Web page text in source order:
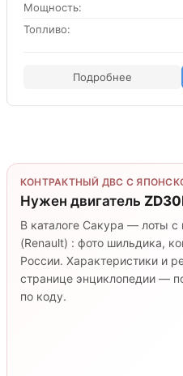
Мощность:
Топливо:
Подробнее
КОНТРАКТНЫЙ ДВС С
Нужен двигатель
В каталоге Сакура — лоты
(Renault) : фото шильдика,
России. Характеристики и
странице энциклопедии —
по коду.